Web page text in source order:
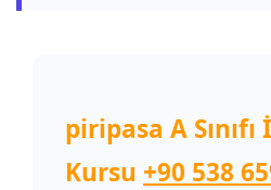
piripasa A
Kursu +90 538